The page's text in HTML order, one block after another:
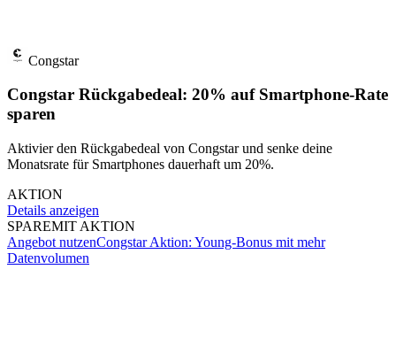
Congstar
Congstar Rückgabedeal: 20% auf Smartphone-Rate
sparen
Aktivier den Rückgabedeal von Congstar und senke deine
Monatsrate für Smartphones dauerhaft um 20%.
AKTION
Details anzeigen
SPAREMIT AKTION
Angebot nutzenCongstar Aktion: Young-Bonus mit mehr
Datenvolumen